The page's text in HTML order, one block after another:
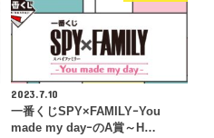
2023.7.10
一番くじSPY×FAMILYｰYou
made my dayｰのA賞～H…